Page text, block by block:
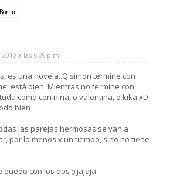
Borrar
a las 6:09 p.m.
es una novela..Q simon termine con
está bien. Mientras no termine con
como con nina, o valentina, o kika xD
bien
las parejas hermosas se van a
por lo menos x un tiempo, sino no tiene
quedo con los dos ;) jajaja